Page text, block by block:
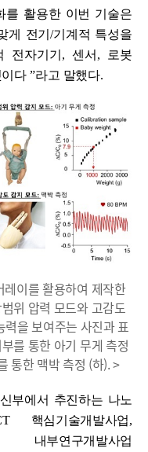
를 활용한 이번 기술은
게 전기/기계적 특성을
전자기기 ,센서 ,
로봇
이다ˮ라고 말했다.
이를 활용하여 제작한
위 압력 모드와 고감도
을 보여주는 사진과 표
를 통한 아기 무게 측정
통한 맥박 측정 (하). >
부에서 추진하는 나노
핵심기술개발사업,
연구개발사업